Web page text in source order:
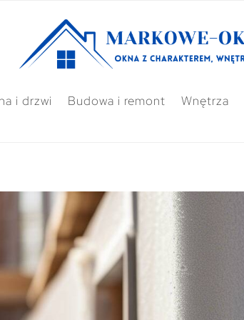
i drzwi Budowa i remont Wnętrza